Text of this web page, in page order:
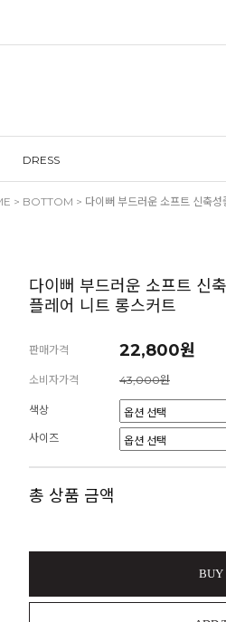
DRESS
> BOTTOM > 다이뻐 부드러운 소프트 신축
다이뻐 부드러운 소프트 신
플레어 니트 롱스커트
판매가격 22,800원
소비자가격 43,000원
색상
사이즈
총 상품 금액
BUY